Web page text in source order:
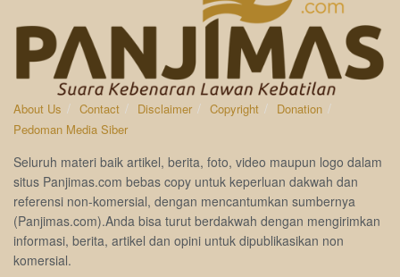
About Us Contact Disclaimer Copyright
Donation
Pedoman Media Siber
Seluruh materi baik artikel, berita, foto, video maupun logo dalam
situs Panjimas.com bebas copy untuk keperluan dakwah dan
referensi non-komersial, dengan mencantumkan sumbernya
(Panjimas.com).Anda bisa turut berdakwah dengan mengirimkan
informasi, berita, artikel dan opini untuk dipublikasikan non
komersial.